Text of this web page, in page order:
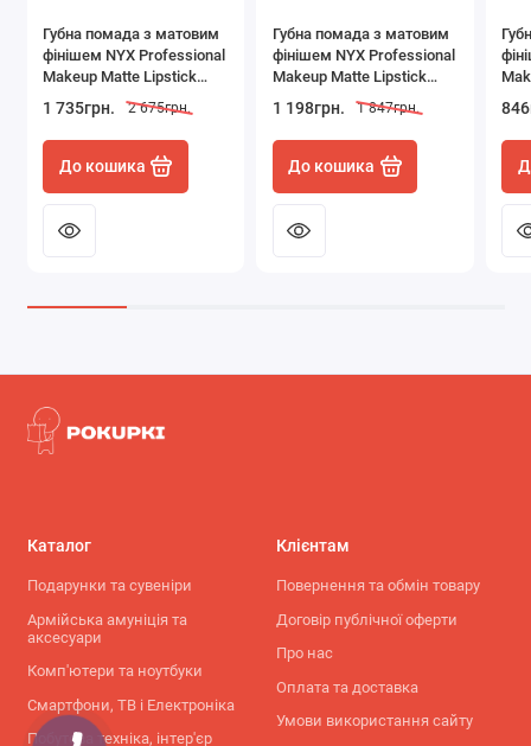
Губна помада з матовим
фінішем NYX Professional
Makeup Matte Lipstick
MLS32 Siren (4.5 г)
1 735грн. 2 675грн.
До кошика
Губна помада з матовим
фінішем NYX Professional
Makeup Matte Lipstick
MLS31 Daydream (4.5 г)
1 198грн. 1 847грн.
До кошика
Каталог
Подарунки та сувеніри
Армійська амуніція та
аксесуари
Комп'ютери та ноутбуки
Смартфони, ТВ і Електроніка
Побутова техніка, інтер'єр
Клієнтам
Повернення та обмін товару
Договір публічної оферти
Про нас
Оплата та доставка
Умови використання сайту